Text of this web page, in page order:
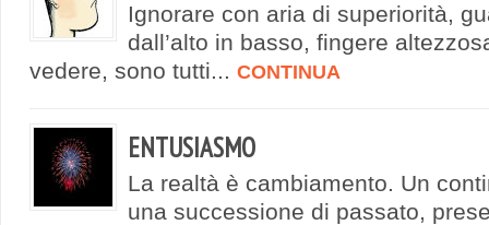
Ignorare con aria di superiorità,
dall’alto in basso, fingere
vedere, sono tutti... CONTINUA
ENTUSIASMO
La realtà è cambiamento. Un
una successione di passato,